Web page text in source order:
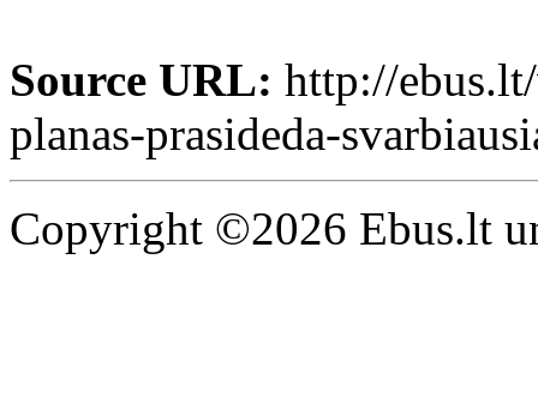
Source URL: http://
planas-prasideda-
Copyright ©2026 Ebus.lt